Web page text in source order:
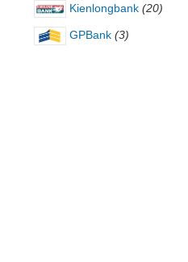
Kienlongbank (20)
GPBank (3)